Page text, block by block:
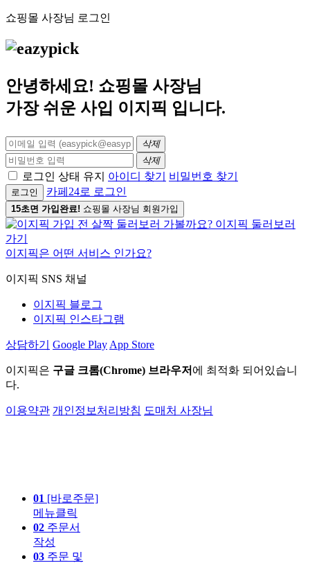
쇼핑몰 사장님 로그인
안녕하세요! 쇼핑몰 사장님
가장 쉬운 사입 이지픽 입니다.
삭제
삭제
로그인 상태 유지 아이디 찾기 비밀번호 찾기
로그인 카페24로 로그인
15초면 가입완료! 쇼핑몰 사장님 회원가입
이지픽은 어떤 서비스 인가요?
이지픽 SNS 채널
이지픽 블로그
이지픽 인스타그램
상담하기 Google Play App Store
이지픽은 구글 크롬(Chrome) 브라우저 에 최적화 되어있습니
다.
이용약관 개인정보처리방침 도매처 사장님
01 [바로주문]
메뉴클릭
02 주문서
작성
03 주문 및